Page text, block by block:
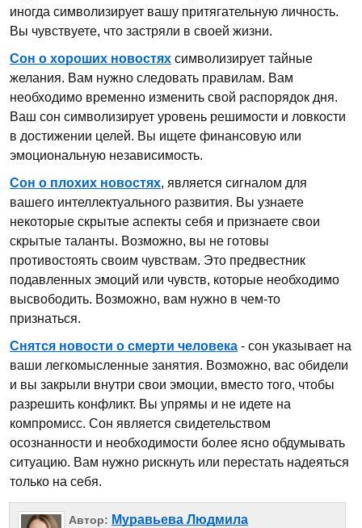
иногда символизирует вашу притягательную личность.
Вы чувствуете, что застряли в своей жизни.
Сон о хороших новостях символизирует тайные
желания. Вам нужно следовать правилам. Вам
необходимо временно изменить свой распорядок дня.
Ваш сон символизирует уровень решимости и ловкости
в достижении целей. Вы ищете финансовую или
эмоциональную независимость.
Сон о плохих новостях, является сигналом для
вашего интеллектуального развития. Вы узнаете
некоторые скрытые аспекты себя и признаете свои
скрытые таланты. Возможно, вы не готовы
противостоять своим чувствам. Это предвестник
подавленных эмоций или чувств, которые необходимо
высвободить. Возможно, вам нужно в чем-то
признаться.
Снятся новости о смерти человека - сон указывает на
ваши легкомысленные занятия. Возможно, вас обидели
и вы закрыли внутри свои эмоции, вместо того, чтобы
разрешить конфликт. Вы упрямы и не идете на
компромисс. Сон является свидетельством
осознанности и необходимости более ясно обдумывать
ситуацию. Вам нужно рискнуть или перестать надеяться
только на себя.
Автор: Муравьева Людмила